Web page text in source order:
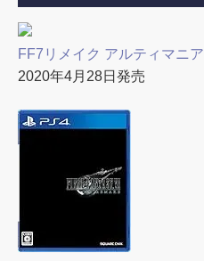
FF7リメイク アルティマニア
2020年4月28日発売